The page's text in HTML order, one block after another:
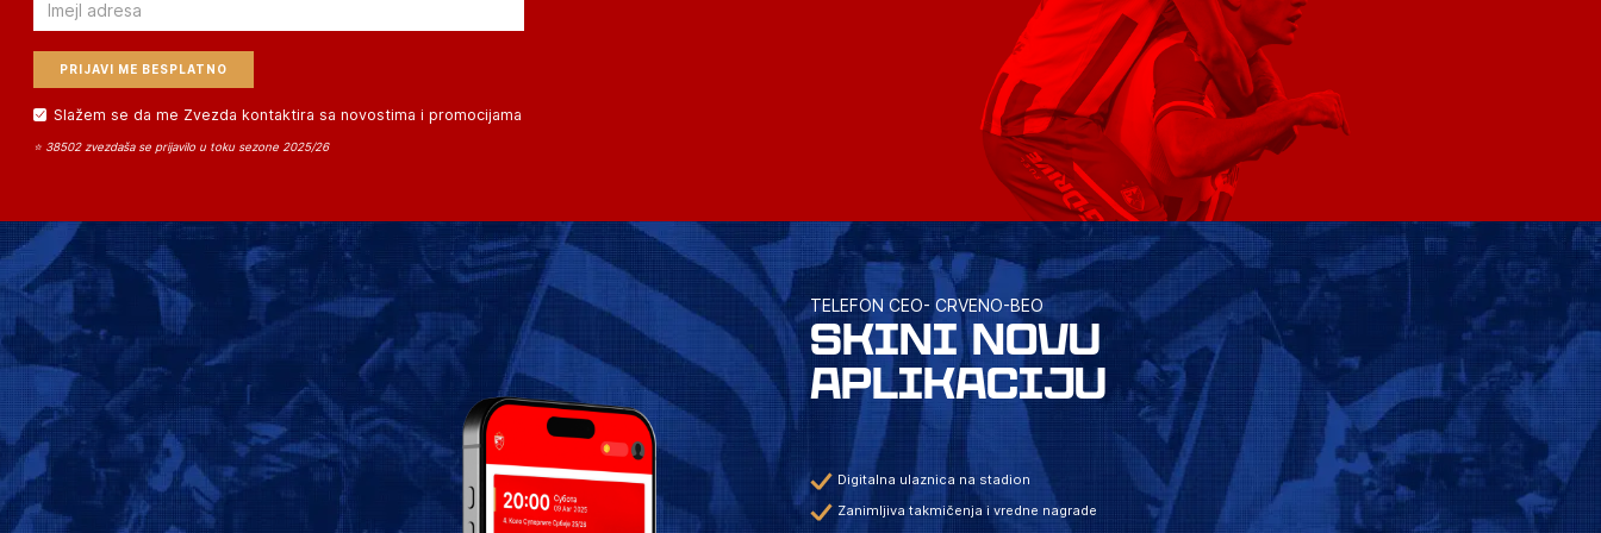
Slažem se da me Zvezda kontaktira sa novostima i promocijama
⭐ 38502 zvezdaša se prijavilo u toku sezone 2025/26
TELEFON CEO- CRVENO-BEO
SKINI NOVU
APLIKACIJU
Digitalna ulaznica na stadion
Zanimljiva takmičenja i vredne nagrade